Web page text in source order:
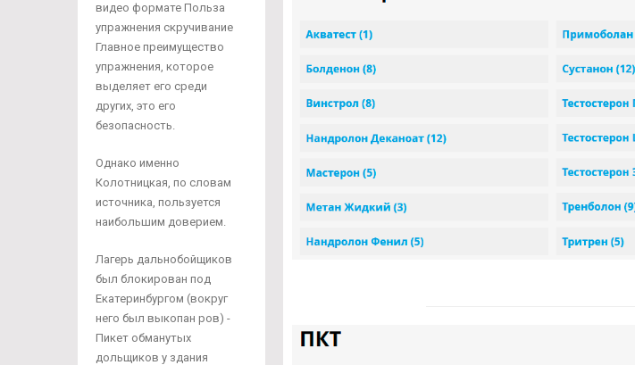
видео формате Польза
упражнения скручивание
Главное преимущество
упражнения, которое
выделяет его среди
других, это его
безопасность.
Однако именно
Колотницкая, по словам
источника, пользуется
наибольшим доверием.
Лагерь дальнобойщиков
был блокирован под
Екатеринбургом (вокруг
него был выкопан ров) -
Пикет обманутых
дольщиков у здания